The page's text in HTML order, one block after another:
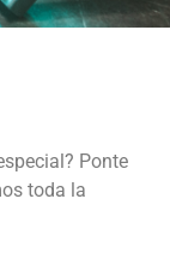
Ponte
toda la